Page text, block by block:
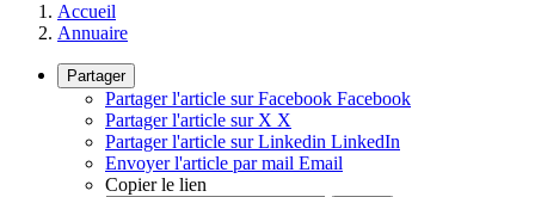
Accueil
Annuaire
Partager
Partager l'article sur Facebook Facebook
Partager l'article sur X X
Partager l'article sur Linkedin LinkedIn
Envoyer l'article par mail Email
Copier le lien